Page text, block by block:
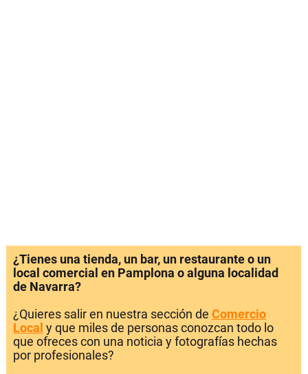
¿Tienes una tienda, un bar, un restaurante o un
local comercial en Pamplona o alguna localidad
de Navarra?
¿Quieres salir en nuestra sección de Comercio
Local y que miles de personas conozcan todo lo
que ofreces con una noticia y fotografías hechas
por profesionales?